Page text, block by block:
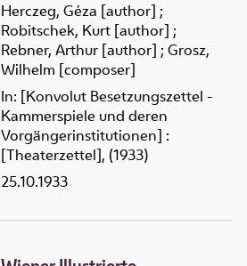
Herczeg, Géza [author] ;
Robitschek, Kurt [author] ;
Rebner, Arthur [author] ; Grosz,
Wilhelm [composer]
In: [Konvolut Besetzungszettel -
Kammerspiele und deren
Vorgängerinstitutionen] :
[Theaterzettel], (1933)
25.10.1933